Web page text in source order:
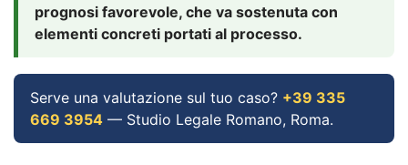
prognosi favorevole, che va sostenuta con
elementi concreti portati al processo.
Serve una valutazione sul tuo caso? +39 335
669 3954 — Studio Legale Romano, Roma.